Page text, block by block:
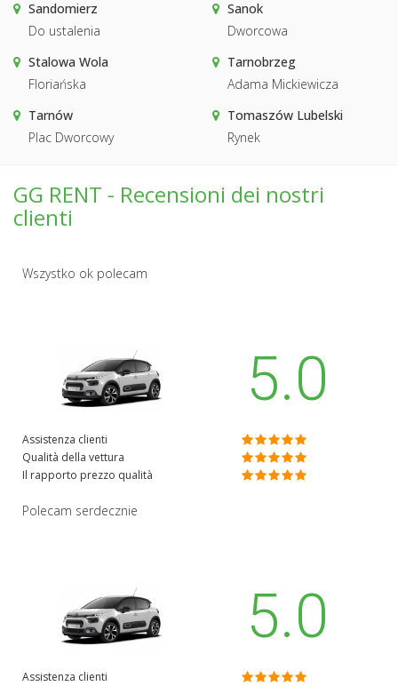
Sandomierz
Do ustalenia
Sanok
Dworcowa
Stalowa Wola
Floriańska
Tarnobrzeg
Adama Mickiewicza
Tarnów
Plac Dworcowy
Tomaszów Lubelski
Rynek
GG RENT - Recensioni dei nostri
clienti
Wszystko ok polecam
5.0
Assistenza clienti
Qualità della vettura
Il rapporto prezzo qualità
Polecam serdecznie
5.0
Assistenza clienti